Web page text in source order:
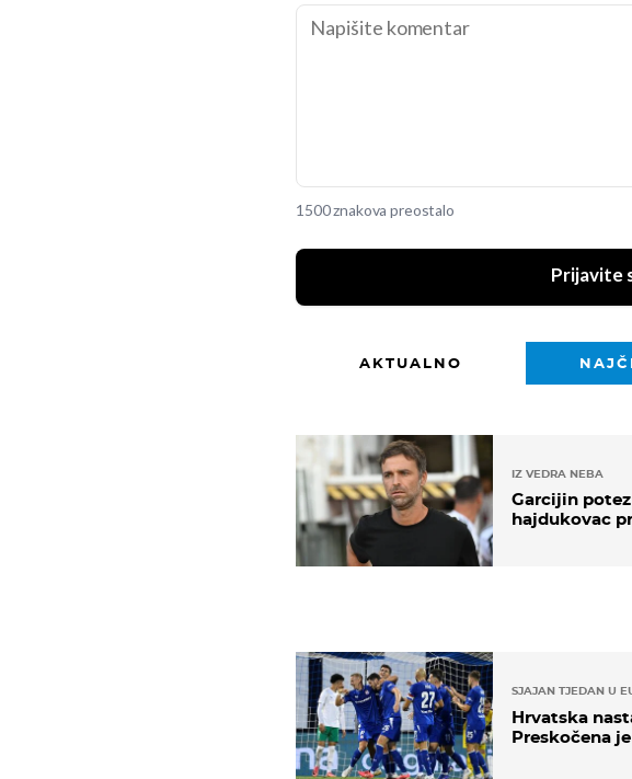
1500 znakova preostalo
Prijavite
AKTUALNO
IZ VEDRA NEBA
Garcijin
hajdukovac
SJAJAN TJEDAN U
Hrvatska
Preskočena